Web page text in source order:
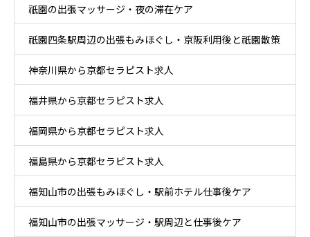
祇園の出張マッサージ・夜の滞在ケア
祇園四条駅周辺の出張もみほぐし・京阪利用後と祇園散策
ケア
神奈川県から京都セラピスト求人
福井県から京都セラピスト求人
福岡県から京都セラピスト求人
福島県から京都セラピスト求人
福知山市の出張もみほぐし・駅前ホテル仕事後ケア
福知山市の出張マッサージ・駅周辺と仕事後ケア